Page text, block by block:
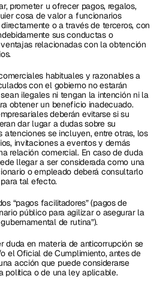
prometer u ofrecer pagos, regalos,
cosa de valor a funcionarios
o a través de terceros, con
sus conductas o
relacionadas con la obtención
habituales y razonables a
con el gobierno no estarán
ilegales ni tengan la intención ni la
obtener un beneficio inadecuado.
deberán evitarse si su
dar lugar a dudas sobre su
atenciones se incluyen, entre otras, los
invitaciones a eventos y demás
relación comercial. En caso de duda
llegar a ser considerada como una
o empleado deberá consultarlo
tal efecto.
“pagos facilitadores” (pagos de
público para agilizar o asegurar la
de rutina”).
duda en materia de anticorrupción se
el Oficial de Cumplimiento, antes de
acción que puede considerarse
política o de una ley aplicable.